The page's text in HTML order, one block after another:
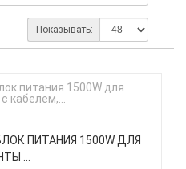
Показывать:
БЛОК ПИТАНИЯ 1500W ДЛЯ
...